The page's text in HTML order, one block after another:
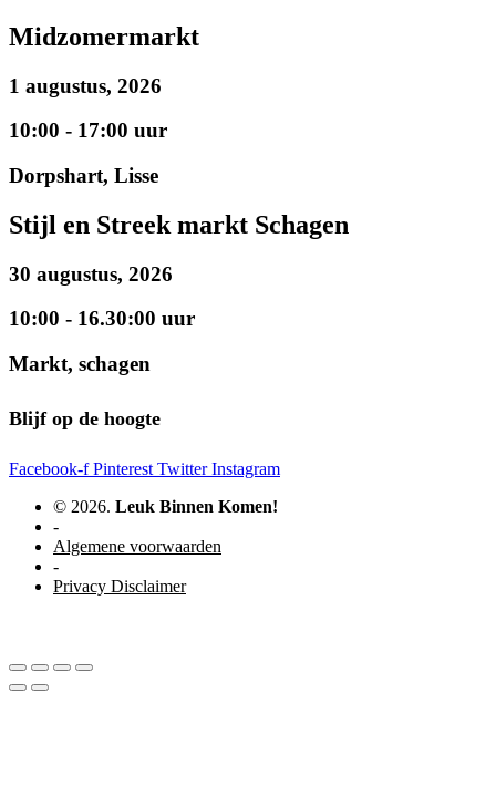
Midzomermarkt
1 augustus, 2026
10:00 - 17:00 uur
Dorpshart, Lisse
Stijl en Streek markt Schagen
30 augustus, 2026
10:00 - 16.30:00 uur
Markt, schagen
Blijf op de hoogte
Facebook-f Pinterest Twitter Instagram
© 2026. Leuk Binnen Komen!
-
Algemene voorwaarden
-
Privacy Disclaimer